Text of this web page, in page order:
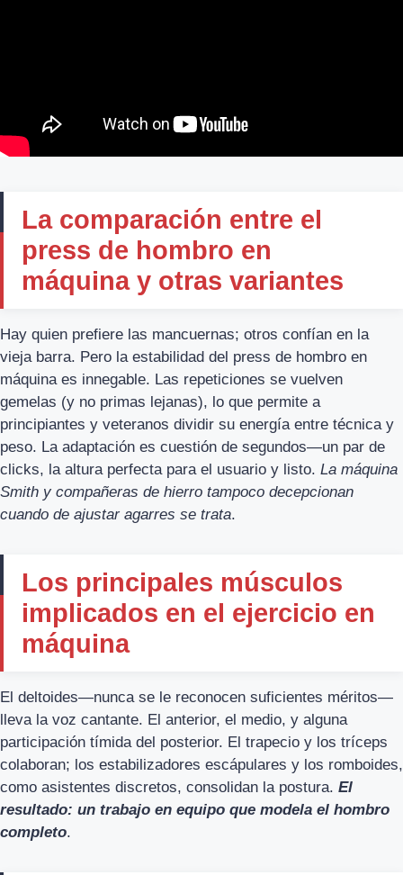
La comparación entre el
press de hombro en
máquina y otras variantes
Hay quien prefiere las mancuernas; otros confían en la
vieja barra. Pero la estabilidad del press de hombro en
máquina es innegable. Las repeticiones se vuelven
gemelas (y no primas lejanas), lo que permite a
principiantes y veteranos dividir su energía entre técnica y
peso. La adaptación es cuestión de segundos—un par de
clicks, la altura perfecta para el usuario y listo. La máquina
Smith y compañeras de hierro tampoco decepcionan
cuando de ajustar agarres se trata.
Los principales músculos
implicados en el ejercicio en
máquina
El deltoides—nunca se le reconocen suficientes méritos—
lleva la voz cantante. El anterior, el medio, y alguna
participación tímida del posterior. El trapecio y los tríceps
colaboran; los estabilizadores escápulares y los romboides,
como asistentes discretos, consolidan la postura. El
resultado: un trabajo en equipo que modela el hombro
completo.